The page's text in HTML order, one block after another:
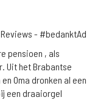
Reviews - #bedanktAd
pensioen , als
Uit het Brabantse
Oma dronken al een
een draaiorgel